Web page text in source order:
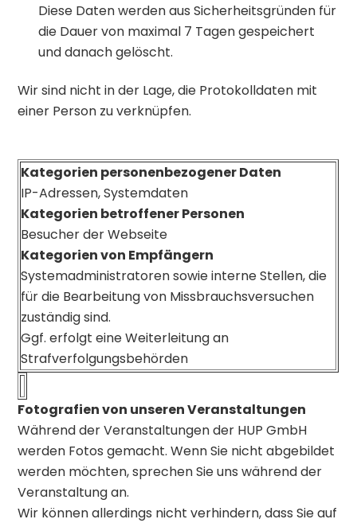
Diese Daten werden aus Sicherheitsgründen für
die Dauer von maximal 7 Tagen gespeichert
und danach gelöscht.
Wir sind nicht in der Lage, die Protokolldaten mit
einer Person zu verknüpfen.
Kategorien personenbezogener Daten
IP-Adressen, Systemdaten
Kategorien betroffener Personen
Besucher der Webseite
Kategorien von Empfängern
Systemadministratoren sowie interne Stellen, die
für die Bearbeitung von Missbrauchsversuchen
zuständig sind.
Ggf. erfolgt eine Weiterleitung an
Strafverfolgungsbehörden
Fotografien von unseren Veranstaltungen
Während der Veranstaltungen der HUP GmbH
werden Fotos gemacht. Wenn Sie nicht abgebildet
werden möchten, sprechen Sie uns während der
Veranstaltung an.
Wir können allerdings nicht verhindern, dass Sie auf